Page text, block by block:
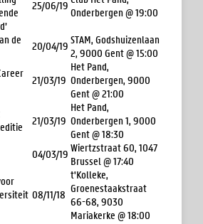
25/06/19 Onderbergen @ 19:00
de
20/04/19 STAM, Godshuizenlaan
2, 9000 Gent @ 15:00
21/03/19
Het Pand,
Onderbergen, 9000
Gent @ 21:00
21/03/19
Het Pand,
Onderbergen 1, 9000
Gent @ 18:30
04/03/19 Wiertzstraat 60, 1047
Brussel @ 17:40
08/11/18
t'Kolleke,
Groenestaakstraat
66-68, 9030
Mariakerke @ 18:00